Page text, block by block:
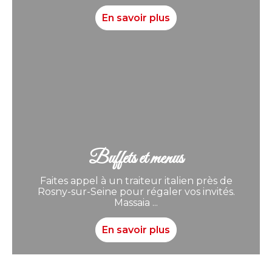
En savoir plus
Buffets et menus
Faites appel à un traiteur italien près de
Rosny-sur-Seine pour régaler vos invités.
Massaia ...
En savoir plus